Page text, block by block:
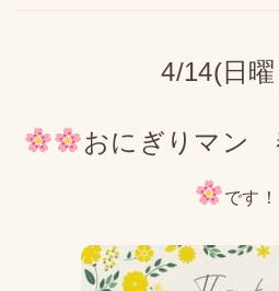
4/14(日
おにぎりマン
です！